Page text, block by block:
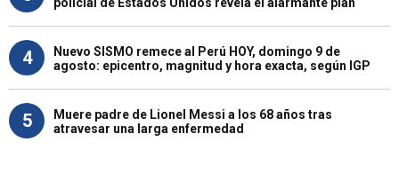
4
Nuevo SISMO remece al Perú HOY, domingo 9 de
agosto: epicentro, magnitud y hora exacta, según IGP
5
Muere padre de Lionel Messi a los 68 años tras
atravesar una larga enfermedad